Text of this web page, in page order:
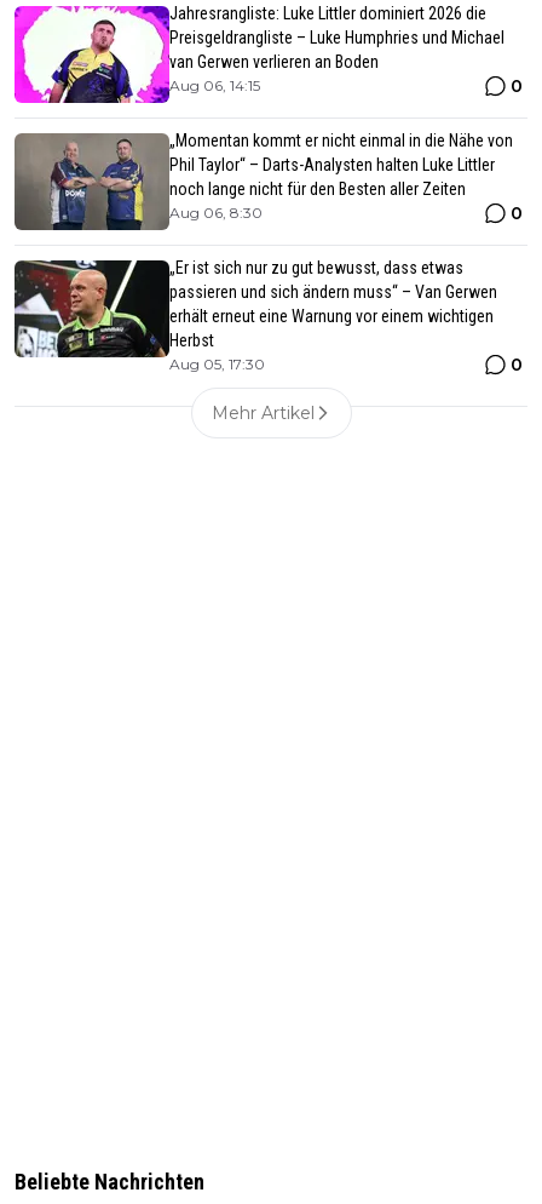
Jahresrangliste: Luke Littler dominiert 2026 die
Preisgeldrangliste – Luke Humphries und Michael
van Gerwen verlieren an Boden
Aug 06, 14:15 0
„Momentan kommt er nicht einmal in die Nähe von
Phil Taylor“ – Darts-Analysten halten Luke Littler
noch lange nicht für den Besten aller Zeiten
Aug 06, 8:30 0
„Er ist sich nur zu gut bewusst, dass etwas
passieren und sich ändern muss“ – Van Gerwen
erhält erneut eine Warnung vor einem wichtigen
Herbst
Aug 05, 17:30 0
Mehr Artikel
Beliebte Nachrichten